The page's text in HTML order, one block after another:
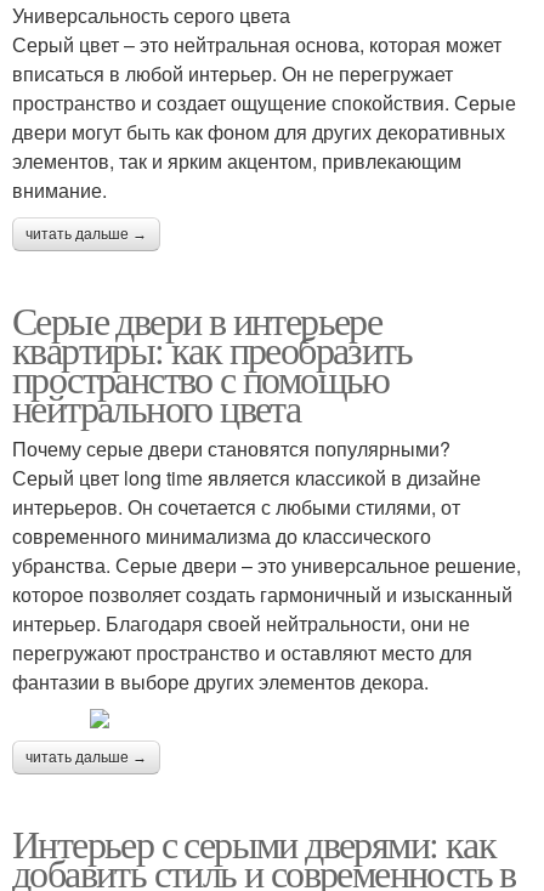
Универсальность серого цвета
Серый цвет – это нейтральная основа, которая может
вписаться в любой интерьер. Он не перегружает
пространство и создает ощущение спокойствия. Серые
двери могут быть как фоном для других декоративных
элементов, так и ярким акцентом, привлекающим
внимание.
читать дальше →
Серые двери в интерьере
квартиры: как преобразить
пространство с помощью
нейтрального цвета
Почему серые двери становятся популярными?
Серый цвет long time является классикой в дизайне
интерьеров. Он сочетается с любыми стилями, от
современного минимализма до классического
убранства. Серые двери – это универсальное решение,
которое позволяет создать гармоничный и изысканный
интерьер. Благодаря своей нейтральности, они не
перегружают пространство и оставляют место для
фантазии в выборе других элементов декора.
читать дальше →
Интерьер с серыми дверями: как
добавить стиль и современность в